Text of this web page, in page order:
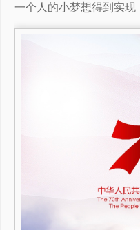
一个人的小梦想得到实现